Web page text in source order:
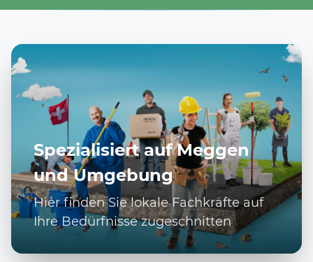
Spezialisiert auf Meggen
und Umgebung
Hier finden Sie lokale Fachkräfte auf
Ihre Bedürfnisse zugeschnitten